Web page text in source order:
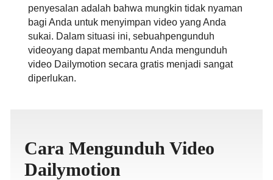
Việt Nam
ภาษาไทย
penyesalan adalah bahwa mungkin tidak nyaman
bagi Anda untuk menyimpan video yang Anda
sukai. Dalam situasi ini, sebuahpengunduh
videoyang dapat membantu Anda mengunduh
video Dailymotion secara gratis menjadi sangat
diperlukan.
Cara Mengunduh Video
Dailymotion